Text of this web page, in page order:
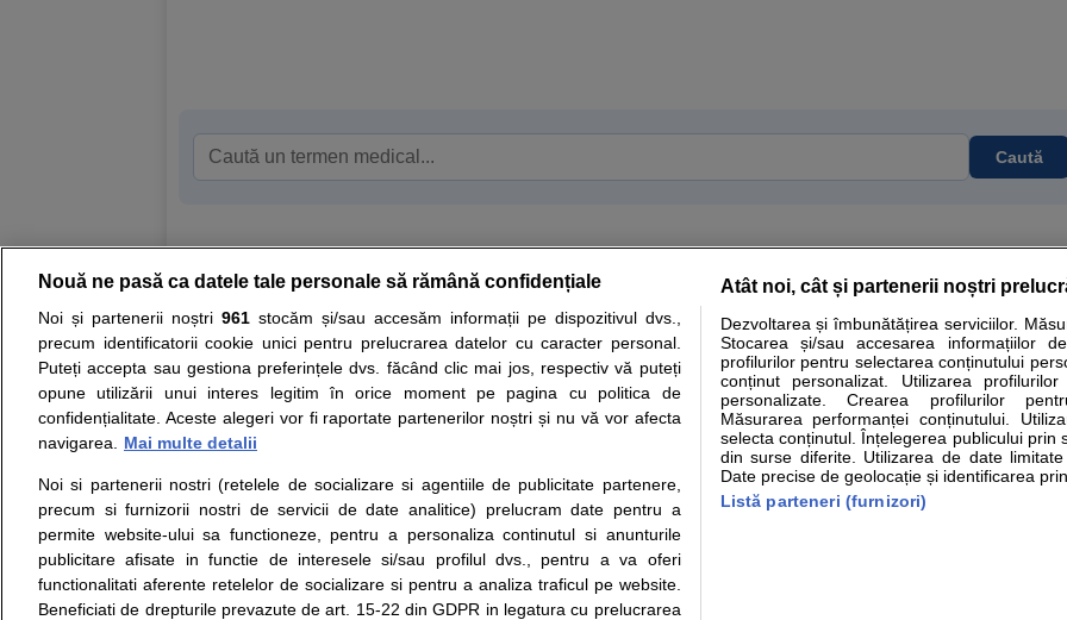
Caută
Resurse: Autoevaluare simptome Interpretare analize Specialitati medicale
Opiniile avizate ale medicilor, sfaturile si orice alte informatii despre sanatate disponibile pe sfatulmedicului.ro au scop informativ si
nici diagnosticul stabilit in urma investigatiilor si analizelor medicale. Va sfatuim, ca pe langa informatia primita pe sfatulmedicului.ro
ii punem la dispozitie pentru programare in sistemul de programari la medic Clickmed.
Despre noi
Contact
Intrebari frecvente
Consultanti
medicali
Termeni si conditii
Politica de
confidentialitate
Politica de cookie
Modifica Setarile Cookie
Drepturile consumatorului
Protectia consumatorilor -
ANPC
Solutionarea Alternativa a
Litigiilor
Info consumator: 0800.080.999
Formulare europene - CNAS
Parteneri
Inscriere clinica
Nouă ne pasă ca datele tale personale să rămână confidențiale
Noi și partenerii noștri 961stocăm și/sau accesăm informații pe dispozitivul dvs.,
precum identificatorii cookie unici pentru prelucrarea datelor cu caracter personal.
Puteți accepta sau gestiona preferințele dvs. făcând clic mai jos, respectiv vă puteți
opune utilizării unui interes legitim în orice moment pe pagina cu politica de
confidențialitate. Aceste alegeri vor fi raportate partenerilor noștri și nu vă vor afecta
navigarea.
Mai multe detalii
Noi si partenerii nostri (retelele de socializare si agentiile de publicitate partenere,
precum si furnizorii nostri de servicii de date analitice) prelucram date pentru a
permite website-ului sa functioneze, pentru a personaliza continutul si anunturile
publicitare afisate in functie de interesele si/sau profilul dvs., pentru a va oferi
functionalitati aferente retelelor de socializare si pentru a analiza traficul pe website.
Beneficiati de drepturile prevazute de art. 15-22 din GDPR in legatura cu prelucrarea
Atât noi, cât și partenerii noștri
Dezvoltarea și îmbunătățirea serviciilor.
Stocarea și/sau accesarea informațiilor
profilurilor pentru selectarea conținutului
conținut personalizat. Utilizarea
personalizate. Crearea profilurilor
Măsurarea performanței conținutului.
selecta conținutul. Înțelegerea publicului prin
din surse diferite. Utilizarea de date
Date precise de geolocație și identificarea
Listă parteneri (furnizori)